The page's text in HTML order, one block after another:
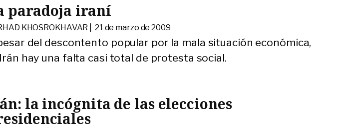
paradoja iraní
KHOSROKHAVAR | 21 de marzo de 2009
del descontento popular por la mala situación económica,
hay una falta casi total de protesta social.
la incógnita de las elecciones